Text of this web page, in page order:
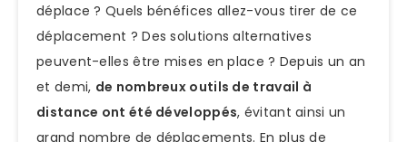
déplace ? Quels bénéfices allez-vous tirer de ce
déplacement ? Des solutions alternatives
peuvent-elles être mises en place ? Depuis un an
et demi, de nombreux outils de travail à
distance ont été développés, évitant ainsi un
grand nombre de déplacements. En plus de